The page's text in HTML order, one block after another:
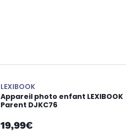
LEXIBOOK
Appareil photo enfant LEXIBOOK
Parent DJKC76
19,99€